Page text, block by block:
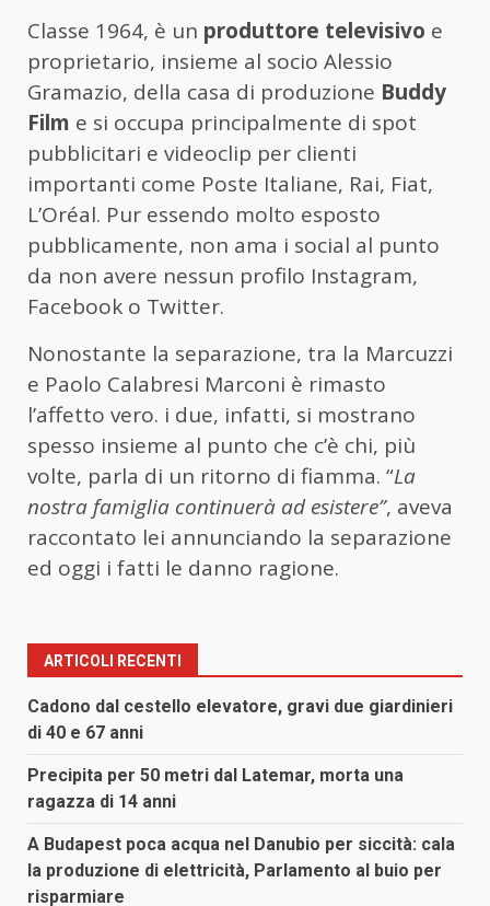
Classe 1964, è un produttore televisivo e
proprietario, insieme al socio Alessio
Gramazio, della casa di produzione Buddy
Film e si occupa principalmente di spot
pubblicitari e videoclip per clienti
importanti come Poste Italiane, Rai, Fiat,
L’Oréal. Pur essendo molto esposto
pubblicamente, non ama i social al punto
da non avere nessun profilo Instagram,
Facebook o Twitter.
Nonostante la separazione, tra la Marcuzzi
e Paolo Calabresi Marconi è rimasto
l’affetto vero. i due, infatti, si mostrano
spesso insieme al punto che c’è chi, più
volte, parla di un ritorno di fiamma. “La
nostra famiglia continuerà ad esistere”, aveva
raccontato lei annunciando la separazione
ed oggi i fatti le danno ragione.
ARTICOLI RECENTI
Cadono dal cestello elevatore, gravi due giardinieri
di 40 e 67 anni
Precipita per 50 metri dal Latemar, morta una
ragazza di 14 anni
A Budapest poca acqua nel Danubio per siccità: cala
la produzione di elettricità, Parlamento al buio per
risparmiare